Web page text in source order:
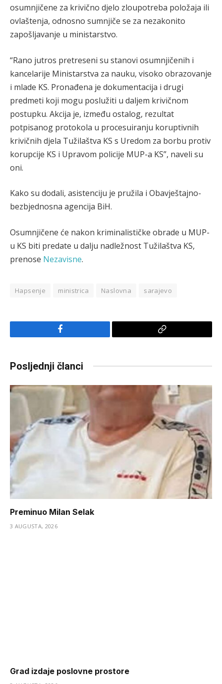
osumnjičene za krivično djelo zloupotreba položaja ili
ovlaštenja, odnosno sumnjiče se za nezakonito
zapošljavanje u ministarstvo.
“Rano jutros pretreseni su stanovi osumnjičenih i
kancelarije Ministarstva za nauku, visoko obrazovanje
i mlade KS. Pronađena je dokumentacija i drugi
predmeti koji mogu poslužiti u daljem krivičnom
postupku. Akcija je, između ostalog, rezultat
potpisanog protokola u procesuiranju koruptivnih
krivičnih djela Tužilaštva KS s Uredom za borbu protiv
korupcije KS i Upravom policije MUP-a KS”, naveli su
oni.
Kako su dodali, asistenciju je pružila i Obavještajno-
bezbjednosna agencija BiH.
Osumnjičene će nakon kriminalističke obrade u MUP-
u KS biti predate u dalju nadležnost Tužilaštva KS,
prenose Nezavisne.
Hapsenje ministrica Naslovna sarajevo
Facebook
Copy
Posljednji članci
Preminuo Milan Selak
3 AUGUSTA, 2026
Grad izdaje poslovne prostore